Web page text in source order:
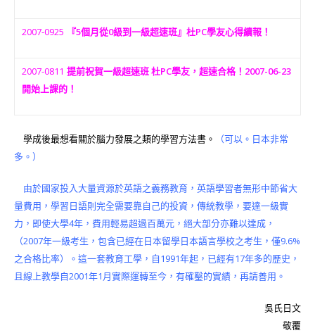
2007-0925 『5個月從0級到一級超速班』杜PC學友心得續報！
2007-0811 提前祝賀一級超速班 杜PC學友，超速合格！2007-06-23
開始上課的！
學成後最想看關於腦力發展之類的學習方法書。
（可以。日本非常
多。）
由於國家投入大量資源於英語之義務教育，英語學習者無形中節省大
量費用，學習日語則完全需要靠自己的投資，傳統教學，要達一級實
力，即使大學4年，費用輕易超過百萬元，絕大部分亦難以達成，
（2007年一級考生，包含已經在日本留學日本語言學校之考生，僅9.6%
之合格比率）。這一套教育工學，自1991年起，已經有17年多的歷史，
且線上教學自2001年1月實際運轉至今，有確鑿的實績，再請善用。
吳氏日文
敬覆